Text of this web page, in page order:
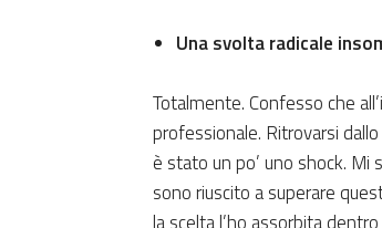
Una svolta radicale
Totalmente. Confesso che
professionale. Ritrovarsi
è stato un po’ uno shock.
sono riuscito a superare